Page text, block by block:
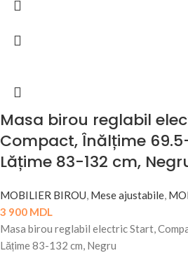
Masa birou reglabil
Compact, Înălțime
Lățime 83-132 cm,
MOBILIER BIROU, Mese ajustabile,
3 900 MDL
Masa birou reglabil electric Start,
Lățime 83-132 cm, Negru